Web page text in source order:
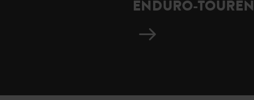
ENDURO-TOUREN